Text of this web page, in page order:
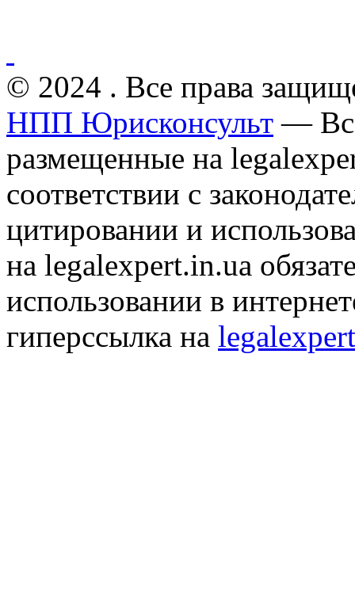
© 2024 . Все права
НПП Юрисконсульт —
размещенные на
соответствии с
цитировании и
на legalexpert.in.ua
использовании в
гиперссылка на